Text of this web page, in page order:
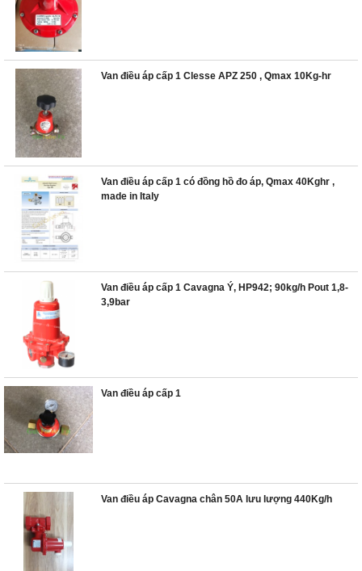
Van điều áp cấp 1 Clesse APZ 250 , Qmax 10Kg-hr
Van điều áp cấp 1 có đồng hồ đo áp, Qmax 40Kghr ,
made in Italy
Van điều áp cấp 1 Cavagna Ý, HP942; 90kg/h Pout 1,8-
3,9bar
Van điều áp cấp 1
Van điều áp Cavagna chân 50A lưu lượng 440Kg/h